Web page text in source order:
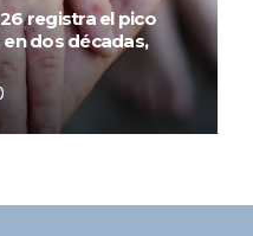
registra el pico
dos décadas,